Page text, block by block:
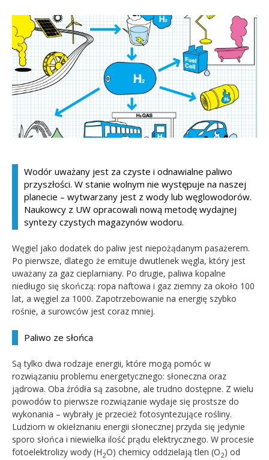
Kandydat
Absolwent
Wodór uważany jest za czyste i odnawialne paliwo
przyszłości. W stanie wolnym nie występuje na naszej
planecie – wytwarzany jest z wody lub węglowodorów.
Naukowcy z UW opracowali nową metodę wydajnej
syntezy czystych magazynów wodoru.
Węgiel jako dodatek do paliw jest niepożądanym pasażerem.
Po pierwsze, dlatego że emituje dwutlenek węgla, który jest
uważany za gaz cieplarniany. Po drugie, paliwa kopalne
niedługo się skończą: ropa naftowa i gaz ziemny za około 100
lat, a węgiel za 1000. Zapotrzebowanie na energię szybko
rośnie, a surowców jest coraz mniej.
Paliwo ze słońca
Są tylko dwa rodzaje energii, które mogą pomóc w
rozwiązaniu problemu energetycznego: słoneczna oraz
jądrowa. Oba źródła są zasobne, ale trudno dostępne. Z wielu
powodów to pierwsze rozwiązanie wydaje się prostsze do
wykonania – wybrały je przecież fotosyntezujące rośliny.
Ludziom w okiełznaniu energii słonecznej przyda się jedynie
sporo słońca i niewielka ilość prądu elektrycznego. W procesie
fotoelektrolizy wody (H2O) chemicy oddzielają tlen (O2) od